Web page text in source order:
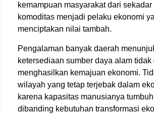
kemampuan masyarakat dari
komoditas menjadi pelaku ekonomi
menciptakan nilai tambah.
Pengalaman banyak daerah
ketersediaan sumber daya alam tidak
menghasilkan kemajuan ekonomi.
wilayah yang tetap terjebak dalam
karena kapasitas manusianya
dibanding kebutuhan transformasi